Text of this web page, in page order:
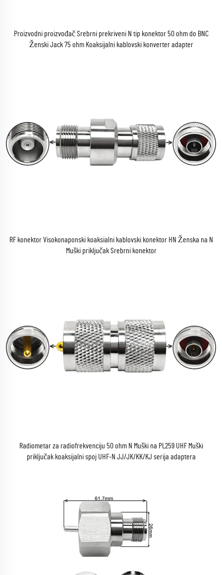
Proizvodni proizvođač Srebrni prekriveni N tip konektor 50 ohm do BNC
Ženski Jack 75 ohm Koaksijalni kablovski konverter adapter
RF konektor Visokonaponski koaksialni kablovski konektor HN Ženska na N
Muški priključak Srebrni konektor
Radiometar za radiofrekvenciju 50 ohm N Muški na PL259 UHF Muški
priključak koaksijalni spoj UHF-N JJ/JK/KK/KJ serija adaptera